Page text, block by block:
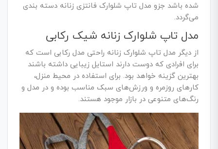
شده باشد جزو مدل تاپ شلوارک فانتزی زنانه دسته بندی
می‌گردد.
مدل تاپ شلوارک زنانه شیک رکابی
از دیگر مدل تاپ شلوارک زنانه راحتی مدل رکابی است که
برای افرادی که دوست دارند استایل زیبایی داشته باشند
بهترین گزینه خواهد بود. برای استفاده در محیط منزل،
کارهای روزمره و ورزش‌های سبک مناسب بوده و در مدل و
رنگ‌های متنوعی در بازار موجود هستند.